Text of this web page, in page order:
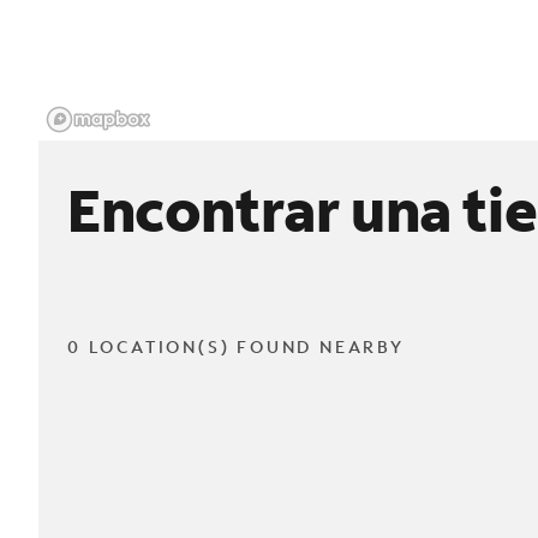
Encontrar una
0 LOCATION(S) FOUND NEARBY